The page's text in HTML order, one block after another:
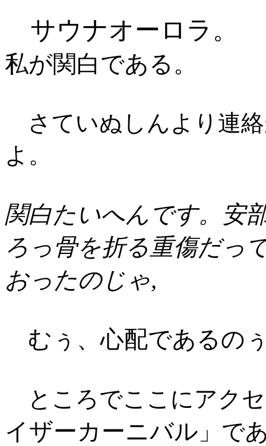
サウナオーロラ。
私が関白である。
さていぬしんより連
よ。
関白たいへんです。安
ろっ骨を折る重傷だっ
おったのじゃ,
むぅ、心配であるの
ところでここにアク
イザーカーニバル 」で